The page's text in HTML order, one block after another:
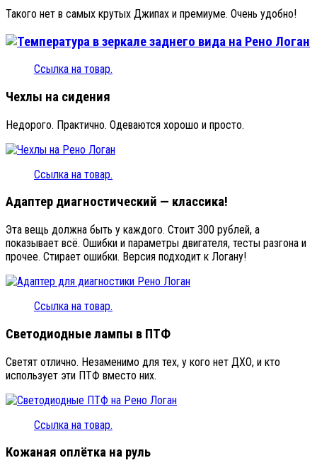
Такого нет в самых крутых Джипах и премиуме. Очень удобно!
Ссылка на товар.
Чехлы на сидения
Недорого. Практично. Одеваются хорошо и просто.
Ссылка на товар.
Адаптер диагностический — классика!
Эта вещь должна быть у каждого. Стоит 300 рублей, а
показывает всё. Ошибки и параметры двигателя, тесты разгона и
прочее. Стирает ошибки. Версия подходит к Логану!
Ссылка на товар.
Светодиодные лампы в ПТФ
Светят отлично. Незаменимо для тех, у кого нет ДХО, и кто
использует эти ПТФ вместо них.
Ссылка на товар.
Кожаная оплётка на руль